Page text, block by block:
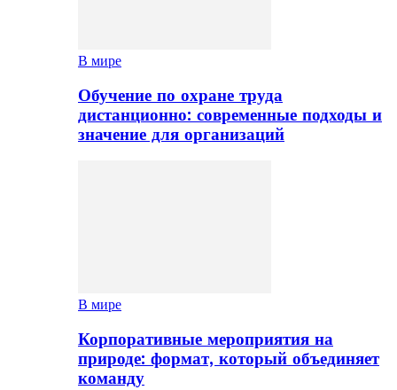
В мире
Обучение по охране труда
дистанционно: современные подходы и
значение для организаций
В мире
Корпоративные мероприятия на
природе: формат, который объединяет
команду